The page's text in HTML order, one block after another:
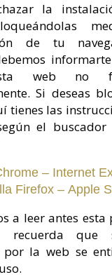
la
de tu
web no
Si deseas
tienes las
el buscador
– Internet
Firefox – Apple
a leer antes
recuerda que
por la web se